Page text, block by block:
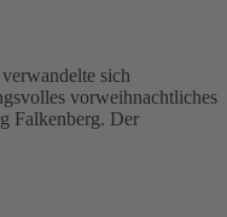
sich
vorweihnachtliches
Falkenberg. Der